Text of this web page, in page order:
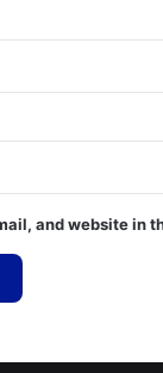
and website in